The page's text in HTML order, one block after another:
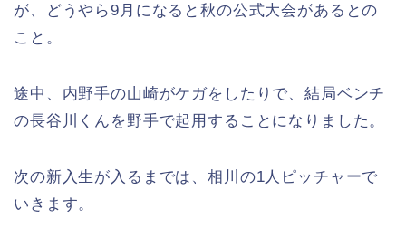
が、どうやら9月になると秋の公式大会があるとの
こと。
途中、内野手の山崎がケガをしたりで、結局ベンチ
の長谷川くんを野手で起用することになりました。
次の新入生が入るまでは、相川の1人ピッチャーで
いきます。